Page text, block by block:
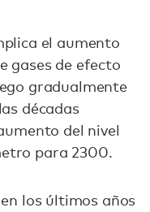
el aumento
gases de efecto
gradualmente
décadas
del nivel
para 2300.
los últimos años